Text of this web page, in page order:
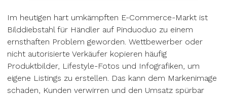
Im heutigen hart umkämpften E-Commerce-Markt ist
Bilddiebstahl für Händler auf Pinduoduo zu einem
ernsthaften Problem geworden. Wettbewerber oder
nicht autorisierte Verkäufer kopieren häufig
Produktbilder, Lifestyle-Fotos und Infografiken, um
eigene Listings zu erstellen. Das kann dem Markenimage
schaden, Kunden verwirren und den Umsatz spürbar